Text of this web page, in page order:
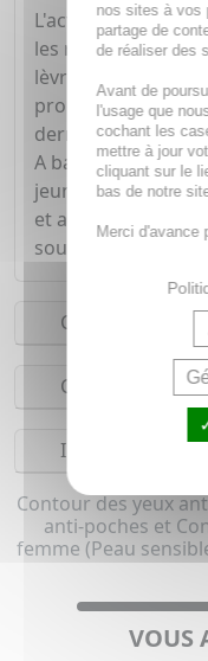
L'action anti-âge
les rides et ridules
lèvres. Les poches
progressivement
dermatologique.
A base de
jeunes bourgeons
et anti-poches.
sous étui carton.
Conseils
Composition
Indications
Contour des yeux
anti-poches et
femme (Peau
VOUS
nos sites à vos
partage de
de réaliser des
Avant de
l'usage que
cochant les
mettre à jour
cliquant sur le
bas de notre
Merci d'avance